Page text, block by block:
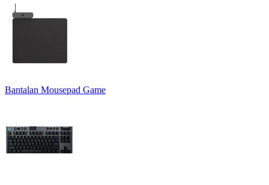
Bantalan Mousepad Game